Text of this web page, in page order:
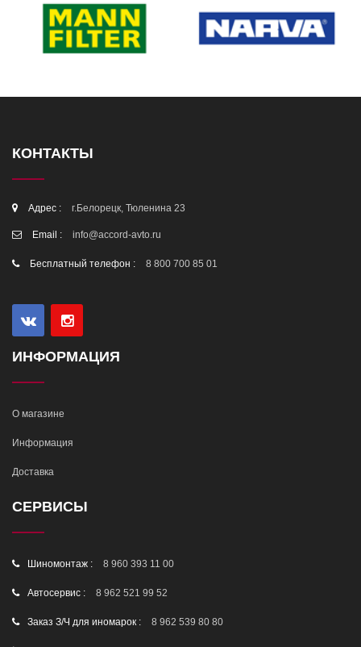
КОНТАКТЫ
Адрес : г.Белорецк, Тюленина 23
Email : info@accord-avto.ru
Бесплатный телефон : 8 800 700 85 01
ИНФОРМАЦИЯ
О магазине
Информация
Доставка
СЕРВИСЫ
Шиномонтаж : 8 960 393 11 00
Автосервис : 8 962 521 99 52
Заказ З/Ч для иномарок : 8 962 539 80 80